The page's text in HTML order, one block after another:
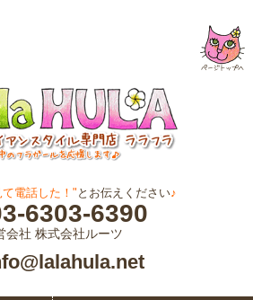
電話した！" とお伝えください♪
6303-6390
会社 株式会社ルーツ